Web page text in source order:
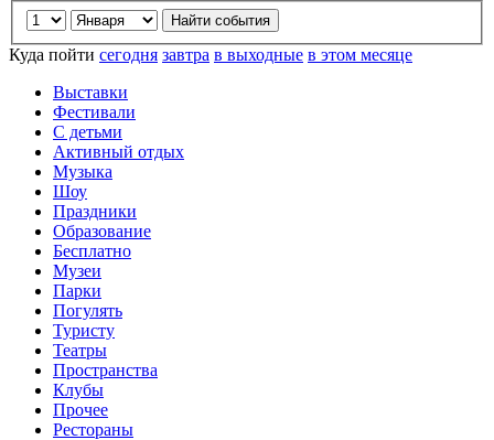
Куда пойти сегодня завтра в выходные в этом месяце
Выставки
Фестивали
С детьми
Активный отдых
Музыка
Шоу
Праздники
Образование
Бесплатно
Музеи
Парки
Погулять
Туристу
Театры
Пространства
Клубы
Прочее
Рестораны